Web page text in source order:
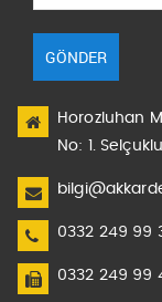
GÖNDER
Horozluhan
No: 1.
0332 249 99
0332 249 99